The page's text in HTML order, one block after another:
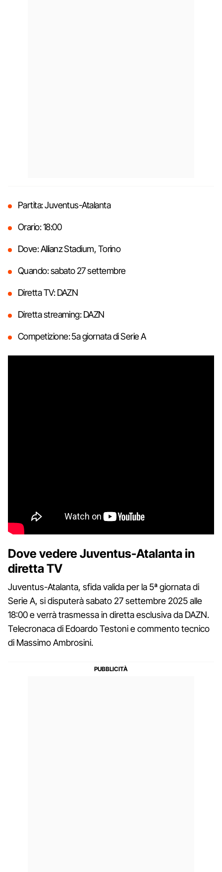
Partita: Juventus-Atalanta
Orario: 18:00
Dove: Allianz Stadium, Torino
Quando: sabato 27 settembre
Diretta TV: DAZN
Diretta streaming: DAZN
Competizione: 5a giornata di Serie A
Dove vedere Juventus-Atalanta in
diretta TV
Juventus-Atalanta, sfida valida per la 5ª giornata di
Serie A, si disputerà sabato 27 settembre 2025 alle
18:00 e verrà trasmessa in diretta esclusiva da DAZN.
Telecronaca di Edoardo Testoni e commento tecnico
di Massimo Ambrosini.